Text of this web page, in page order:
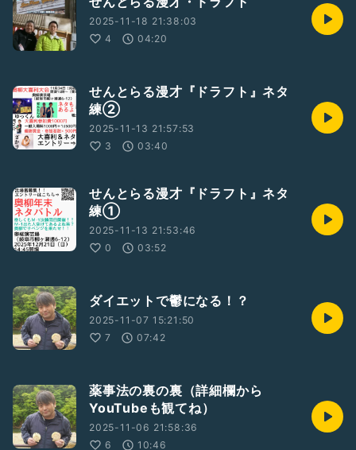
2025-11-18 21:38:03
4
04:20
せんとらる漫才『ドラフト』ネタ
練②
2025-11-13 21:57:53
3
03:40
せんとらる漫才『ドラフト』ネタ
練①
2025-11-13 21:53:46
0
03:52
ダイエットで鬱になる！？
2025-11-07 15:21:50
7
07:42
薬事法の裏の裏（詳細欄から
YouTubeも観てね）
2025-11-06 21:58:36
6
10:46